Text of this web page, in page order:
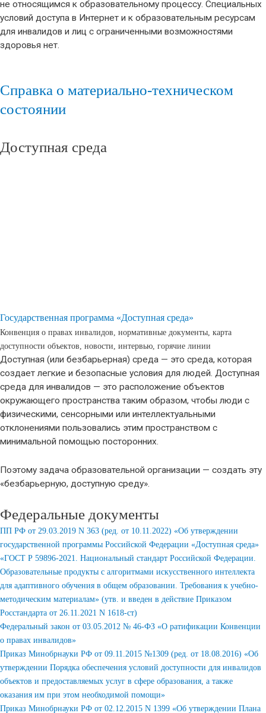
не относящимся к образовательному процессу. Специальных
условий доступа в Интернет и к образовательным ресурсам
для инвалидов и лиц с ограниченными возможностями
здоровья нет.
Справка о материально-техническом
состоянии
Доступная среда
Государственная программа «Доступная среда»
Конвенция о правах инвалидов, нормативные документы, карта
доступности объектов, новости, интервью, горячие линии
Доступная (или безбарьерная) среда — это среда, которая
создает легкие и безопасные условия для людей. Доступная
среда для инвалидов — это расположение объектов
окружающего пространства таким образом, чтобы люди с
физическими, сенсорными или интеллектуальными
отклонениями пользовались этим пространством с
минимальной помощью посторонних.
Поэтому задача образовательной организации — создать эту
«безбарьерную, доступную среду».
Федеральные документы
ПП РФ от 29.03.2019 N 363 (ред. от 10.11.2022) «Об утверждении
государственной программы Российской Федерации «Доступная среда»
«ГОСТ Р 59896-2021. Национальный стандарт Российской Федерации.
Образовательные продукты с алгоритмами искусственного интеллекта
для адаптивного обучения в общем образовании. Требования к учебно-
методическим материалам» (утв. и введен в действие Приказом
Росстандарта от 26.11.2021 N 1618-ст)
Федеральный закон от 03.05.2012 № 46-ФЗ «О ратификации Конвенции
о правах инвалидов»
Приказ Минобрнауки РФ от 09.11.2015 №1309 (ред. от 18.08.2016) «Об
утверждении Порядка обеспечения условий доступности для инвалидов
объектов и предоставляемых услуг в сфере образования, а также
оказания им при этом необходимой помощи»
Приказ Минобрнауки РФ от 02.12.2015 N 1399 «Об утверждении Плана